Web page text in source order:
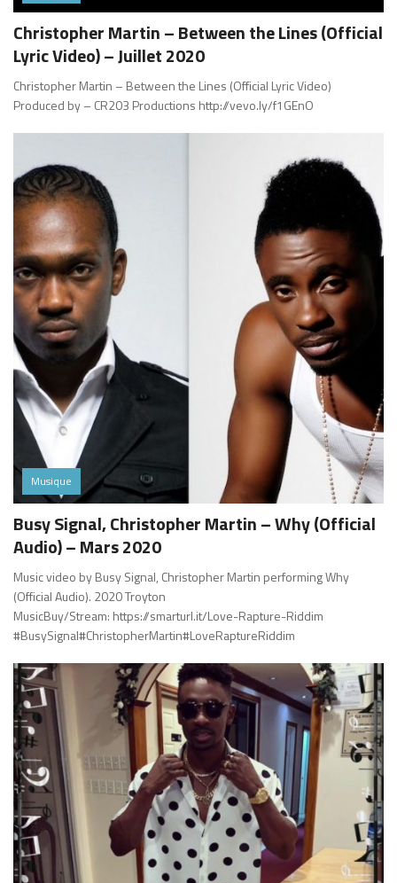
Christopher Martin – Between the Lines (Official
Lyric Video) – Juillet 2020
Christopher Martin – Between the Lines (Official Lyric Video)
Produced by – CR203 Productions http://vevo.ly/f1GEnO
Musique
Busy Signal, Christopher Martin – Why (Official
Audio) – Mars 2020
Music video by Busy Signal, Christopher Martin performing Why
(Official Audio). 2020 Troyton
MusicBuy/Stream: https://smarturl.it/Love-Rapture-Riddim
#BusySignal#ChristopherMartin#LoveRaptureRiddim